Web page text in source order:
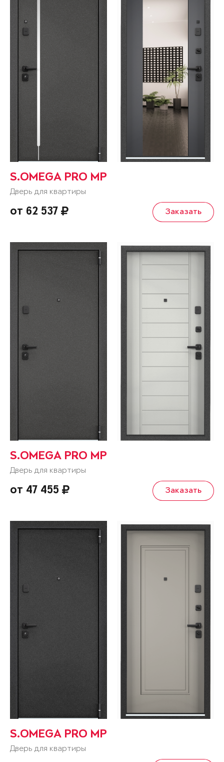
S.OMEGA PRO MP
Дверь для квартиры
от 62 537 Заказать
S.OMEGA PRO MP
Дверь для квартиры
от 47 455 Заказать
S.OMEGA PRO MP
Дверь для квартиры